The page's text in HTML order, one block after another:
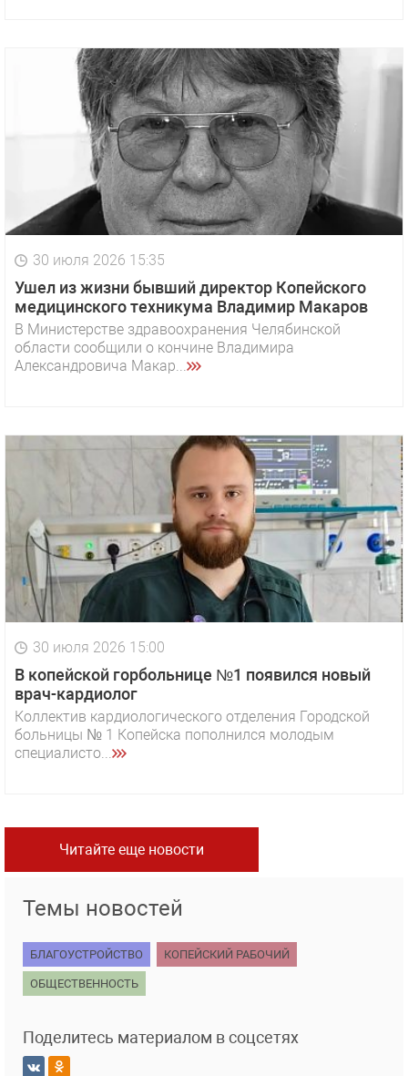
30 июля 2026 15:35
Ушел из жизни бывший директор Копейского
медицинского техникума Владимир Макаров
В Министерстве здравоохранения Челябинской
области сообщили о кончине Владимира
Александровича Макар...
30 июля 2026 15:00
В копейской горбольнице №1 появился новый
врач-кардиолог
Коллектив кардиологического отделения Городской
больницы № 1 Копейска пополнился молодым
специалисто...
Читайте еще новости
Темы новостей
БЛАГОУСТРОЙСТВО КОПЕЙСКИЙ РАБОЧИЙ
ОБЩЕСТВЕННОСТЬ
Поделитесь материалом в соцсетях